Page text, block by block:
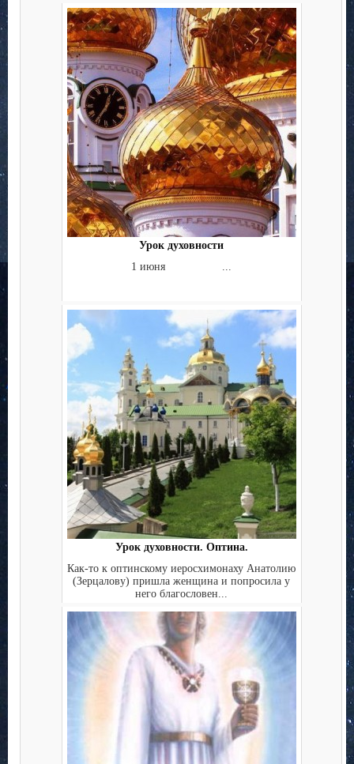
Урок духовности
1 июня ...
Урок духовности. Оптина.
Как-то к оптинскому иеросхимонаху Анатолию
(Зерцалову) пришла женщина и попросила у
него благословен...